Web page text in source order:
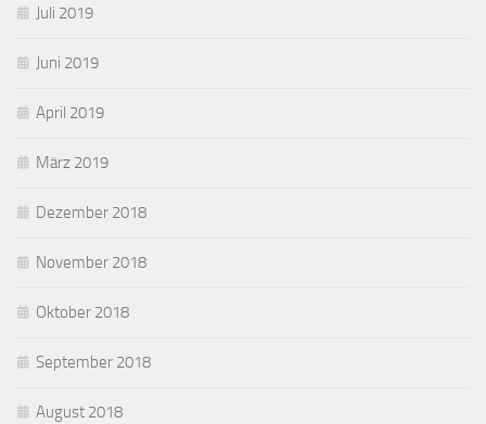
Juli 2019
Juni 2019
April 2019
März 2019
Dezember 2018
November 2018
Oktober 2018
September 2018
August 2018